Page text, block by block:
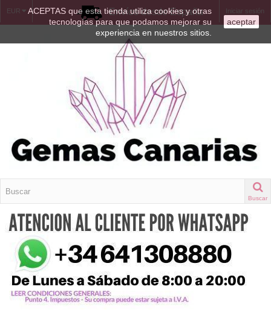
ACEPTAS que esta tienda utiliza cookies y otras
tecnologías para que podamos mejorar su
experiencia en nuestros sitios.
aceptar
EUR Iniciar sesión
Envíos desde España
Buscar